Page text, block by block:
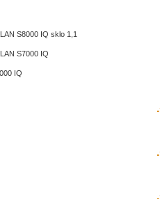
S8000 IQ sklo 1,1
S7000 IQ
IQ
.
.
.